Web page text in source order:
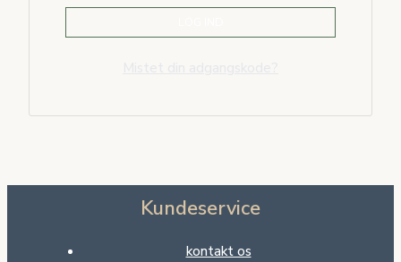
Kundeservice
kontakt os